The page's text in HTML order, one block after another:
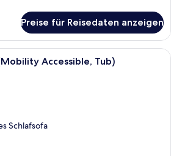
Preise für Reisedaten anzeigen
Ein modernes Hotelzimmer mit
Accessible, Tub)
Schlafsofa